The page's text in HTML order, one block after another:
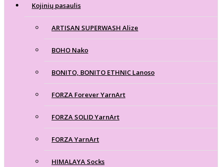
Kojinių pasaulis
ARTISAN SUPERWASH Alize
BOHO Nako
BONITO, BONITO ETHNIC Lanoso
FORZA Forever YarnArt
FORZA SOLID YarnArt
FORZA YarnArt
HIMALAYA Socks